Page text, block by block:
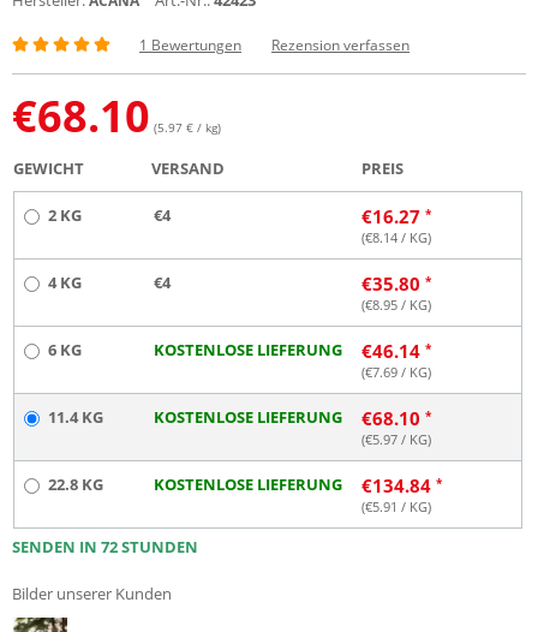
1 Bewertungen Rezension verfassen
€68.10 (5.97 € / kg)
GEWICHT VERSAND PREIS
2 KG €4 €16.27
(€8.14 / KG)
4 KG €4 €35.80
(€8.95 / KG)
6 KG KOSTENLOSE LIEFERUNG €46.14
(€7.69 / KG)
11.4 KG KOSTENLOSE LIEFERUNG €68.10
(€5.97 / KG)
22.8 KG KOSTENLOSE LIEFERUNG €134.84
(€5.91 / KG)
SENDEN IN 72 STUNDEN
Bilder unserer Kunden